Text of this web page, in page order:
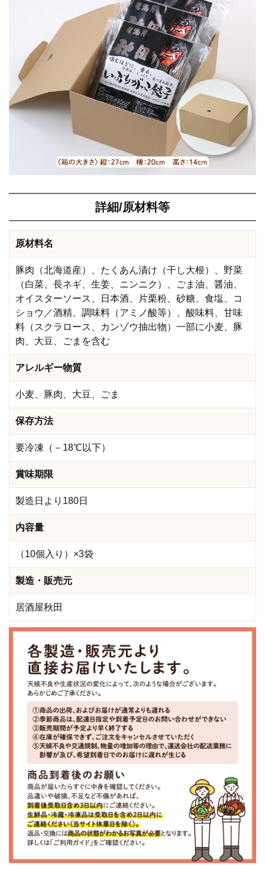
詳細/原材料等
原材料名
豚肉（北海道産）、たくあん漬け（干し大根）、野菜
（白菜、長ネギ、生姜、ニンニク）、ごま油、醤油、
オイスターソース、日本酒、片栗粉、砂糖、食塩、コ
ショウ／酒精、調味料（アミノ酸等）、酸味料、甘味
料（スクラロース、カンゾウ抽出物）一部に小麦、豚
肉、大豆、ごまを含む
アレルギー物質
小麦、豚肉、大豆、ごま
保存方法
要冷凍（－18℃以下）
賞味期限
製造日より180日
内容量
（10個入り）×3袋
製造・販売元
居酒屋秋田